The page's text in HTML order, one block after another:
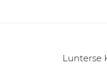
Lunterse